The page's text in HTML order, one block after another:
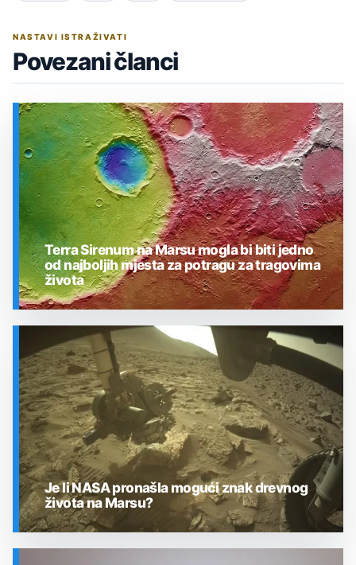
NASTAVI ISTRAŽIVATI
Povezani članci
SVEMIR
Terra Sirenum na Marsu mogla bi biti jedno
od najboljih mjesta za potragu za tragovima
života
Je li NASA pronašla mogući znak drevnog
života na Marsu?